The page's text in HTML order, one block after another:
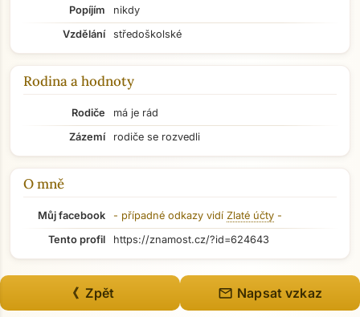
Popíjím
nikdy
Vzdělání
středoškolské
Rodina a hodnoty
Rodiče
má je rád
Zázemí
rodiče se rozvedli
O mně
Můj facebook - případné odkazy vidí Zlaté účty -
Tento profil
https://znamost.cz/?id=624643
《 Zpět mail Napsat vzkaz